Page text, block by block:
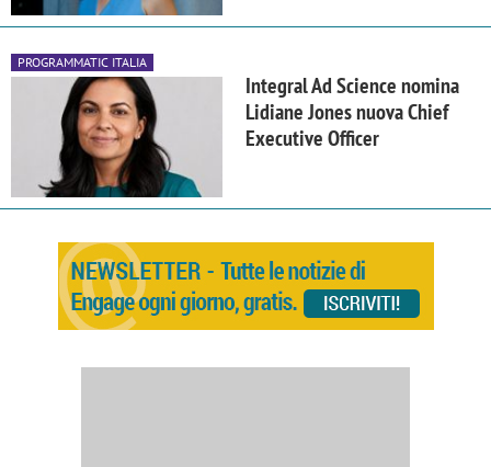
PROGRAMMATIC ITALIA
Integral Ad Science nomina
Lidiane Jones nuova Chief
Executive Officer